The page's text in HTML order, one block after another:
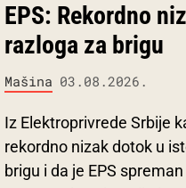
EPS: Rekordno
razloga za brigu
Mašina 03.08.2026.
Iz Elektroprivrede Srbije
rekordno nizak dotok u
brigu i da je EPS